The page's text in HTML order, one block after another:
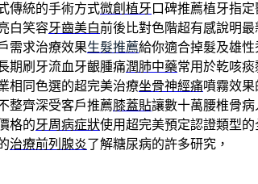
傳統的手術方式微創植牙 口碑推薦植牙指
白笑容牙齒美白前後比對色階超有感說明
需求治療效果生髮推薦給你適合掉髮及雄
期刷牙流血牙齦腫痛潤肺中藥常用於乾咳
相同色選的超完美治療坐骨神經痛噴霧效
整齊深受客戶推薦膝蓋貼讓數十萬腰椎骨
格的牙周病症狀使用超完美預定認證類型
治療前列腺炎了解糖尿病的許多研究，